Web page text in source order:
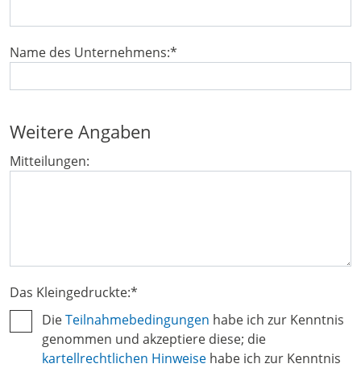
Name des Unternehmens:*
Weitere Angaben
Mitteilungen:
Das Kleingedruckte:*
DieTeilnahmebedingungen habe ich zur Kenntnis
genommen und akzeptiere diese; die
kartellrechtlichen Hinweise habe ich zur Kenntnis